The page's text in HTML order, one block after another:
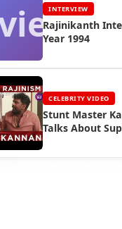
INTERVIEW
Rajinikanth
Year 1994
CELEBRITY VIDEO
Stunt Master
Talks About